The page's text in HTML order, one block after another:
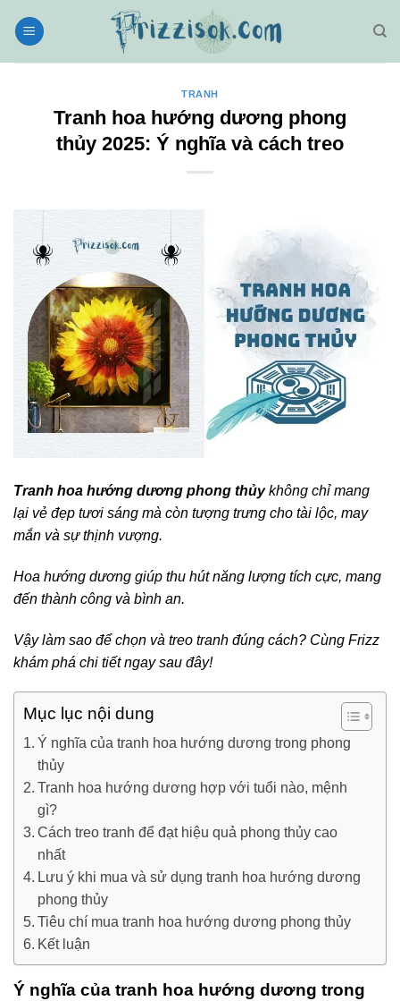
qua
TRANH
Tranh hoa hướng dương phong
thủy 2025: Ý nghĩa và cách treo
Tranh hoa hướng dương phong thủykhông chỉ mang
lại vẻ đẹp tươi sáng mà còn tượng trưng cho tài lộc, may
mắn và sự thịnh vượng.
Hoa hướng dương giúp thu hút năng lượng tích cực, mang
đến thành công và bình an.
Vậy làm sao để chọn và treo tranh đúng cách? Cùng Frizz
khám phá chi tiết ngay sau đây!
Mục lục nội dung
Ý nghĩa của tranh hoa hướng dương trong phong
thủy
Tranh hoa hướng dương hợp với tuổi nào, mệnh
gì?
Cách treo tranh để đạt hiệu quả phong thủy cao
nhất
Lưu ý khi mua và sử dụng tranh hoa hướng dương
phong thủy
Tiêu chí mua tranh hoa hướng dương phong thủy
Kết luận
Ý nghĩa của tranh hoa hướng dương trong